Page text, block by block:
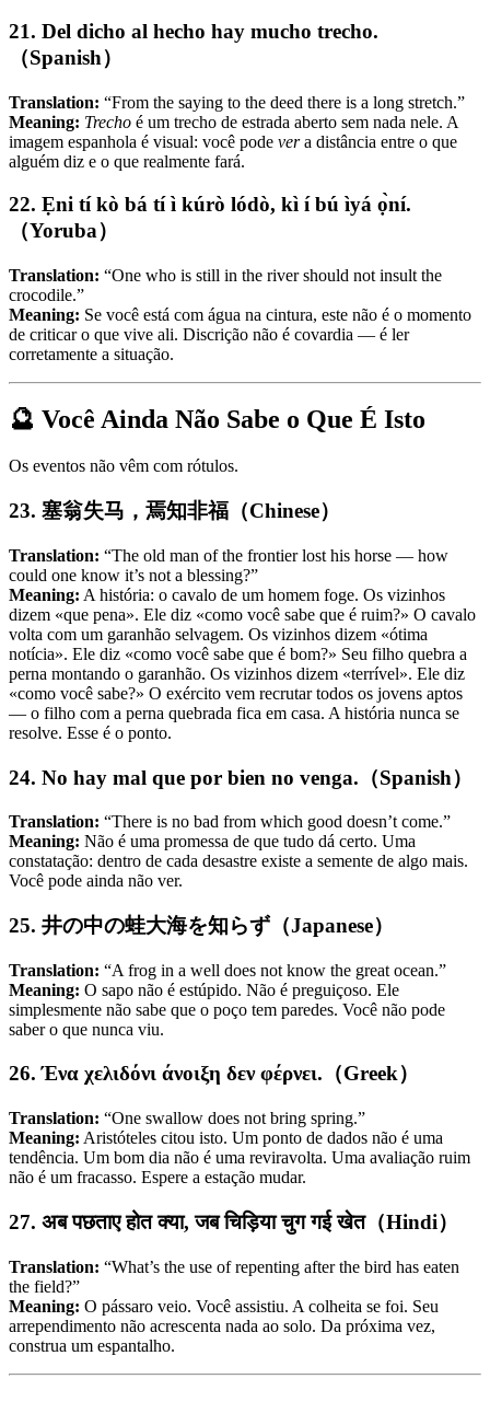
21. Del dicho al hecho hay mucho trecho.
（Spanish）
Translation: “From the saying to the deed there is a long stretch.”
Meaning: Trecho é um trecho de estrada aberto sem nada nele. A
imagem espanhola é visual: você pode vera distância entre o que
alguém diz e o que realmente fará.
22. Ẹni tí kò bá tí ì kúrò lódò, kì í bú ìyá ọ̀ní.
（Yoruba）
Translation: “One who is still in the river should not insult the
crocodile.”
Meaning: Se você está com água na cintura, este não é o momento
de criticar o que vive ali. Discrição não é covardia — é ler
corretamente a situação.
🔮 Você Ainda Não Sabe o Que É Isto
Os eventos não vêm com rótulos.
23. 塞翁失马，焉知非福（Chinese）
Translation: “The old man of the frontier lost his horse — how
could one know it’s not a blessing?”
Meaning: A história: o cavalo de um homem foge. Os vizinhos
dizem «que pena». Ele diz «como você sabe que é ruim?» O cavalo
volta com um garanhão selvagem. Os vizinhos dizem «ótima
notícia». Ele diz «como você sabe que é bom?» Seu filho quebra a
perna montando o garanhão. Os vizinhos dizem «terrível». Ele diz
«como você sabe?» O exército vem recrutar todos os jovens aptos
— o filho com a perna quebrada fica em casa. A história nunca se
resolve. Esse é o ponto.
24. No hay mal que por bien no venga.（Spanish）
Translation: “There is no bad from which good doesn’t come.”
Meaning: Não é uma promessa de que tudo dá certo. Uma
constatação: dentro de cada desastre existe a semente de algo mais.
Você pode ainda não ver.
25. 井の中の蛙大海を知らず（Japanese）
Translation: “A frog in a well does not know the great ocean.”
Meaning: O sapo não é estúpido. Não é preguiçoso. Ele
simplesmente não sabe que o poço tem paredes. Você não pode
saber o que nunca viu.
26. Ένα χελιδόνι άνοιξη δεν φέρνει.（Greek）
Translation: “One swallow does not bring spring.”
Meaning: Aristóteles citou isto. Um ponto de dados não é uma
tendência. Um bom dia não é uma reviravolta. Uma avaliação ruim
não é um fracasso. Espere a estação mudar.
27. अब पछताए होत क्या, जब चिड़िया चुग गई खेत（Hindi）
Translation: “What’s the use of repenting after the bird has eaten
the field?”
Meaning: O pássaro veio. Você assistiu. A colheita se foi. Seu
arrependimento não acrescenta nada ao solo. Da próxima vez,
construa um espantalho.